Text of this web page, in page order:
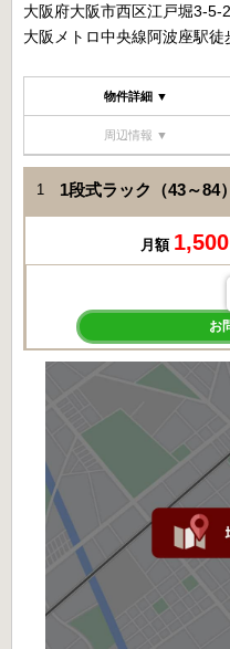
大阪府大阪市西区江戸堀3-5-
大阪メトロ中央線阿波座駅
物件詳細 ▼
周辺情報 ▼
1 1段式ラック（43～84）
月額
お